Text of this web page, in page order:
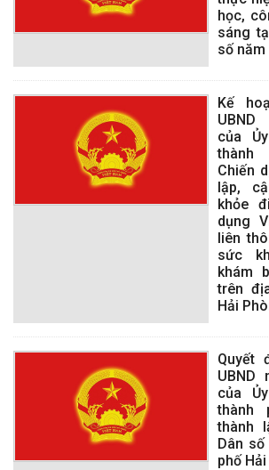
học,
sáng
số năm
Kế
UBND
của
thành
Chiến
lập,
khỏe
dụng
liên
sức
khám
trên
Hải
Quyết
UBND
của
thành
thành
Dân
phố